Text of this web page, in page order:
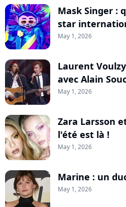
Mask Singer :
star
May 1, 2026
Laurent
avec Alain
May 1, 2026
Zara Larsson
l'été est là !
May 1, 2026
Marine : un
May 1, 2026